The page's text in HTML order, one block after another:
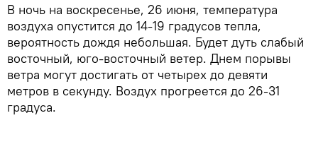
В ночь на воскресенье, 26 июня, температура
воздуха опустится до 14-19 градусов тепла,
вероятность дождя небольшая. Будет дуть слабый
восточный, юго-восточный ветер. Днем порывы
ветра могут достигать от четырех до девяти
метров в секунду. Воздух прогреется до ​​26-31
градуса.